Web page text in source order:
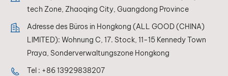
Komponenten oft nicht vollständig ausgleichen. Das
höhere Präzision, Skalierbarkeit und Systemflexibilität
bieten müssen – und nicht nur mehr Toner. Durch
langfristige Entwicklung und praktische Anwendung
hat WISETONE PLUS eine klare Richtung
tech Zone, Zhaoqing City, Guangdong Province
Adresse des Büros in Hongkong (ALL GOOD (CHINA)
LIMITED): Wohnung C, 17. Stock, 11-15 Kennedy Town
Praya, Sonderverwaltungszone Hongkong
Tel : +86 13929838207